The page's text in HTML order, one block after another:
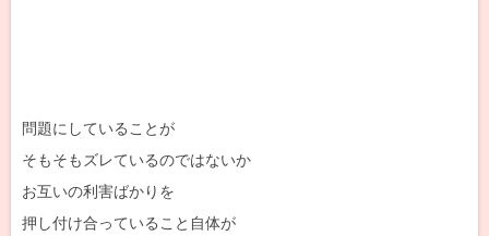
問題にしていることが
そもそもズレているのではないか
お互いの利害ばかりを
押し付け合っていること自体が